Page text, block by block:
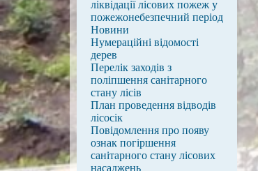
ліквідації лісових пожеж у
пожежонебезпечний період
Новини
Нумераційні відомості
дерев
Перелік заходів з
поліпшення санітарного
стану лісів
План проведення відводів
лісосік
Повідомлення про появу
ознак погіршення
санітарного стану лісових
насаджень